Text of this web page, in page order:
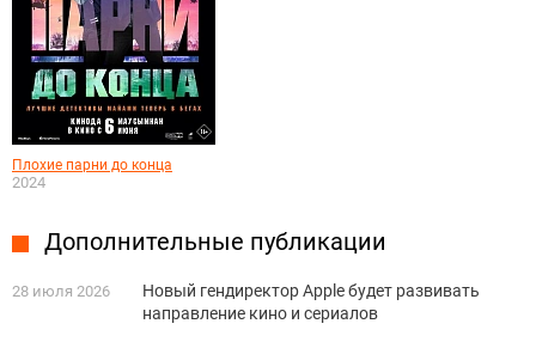
Плохие парни до конца
2024
Дополнительные публикации
28 июля 2026
Новый гендиректор Apple будет развивать
направление кино и сериалов